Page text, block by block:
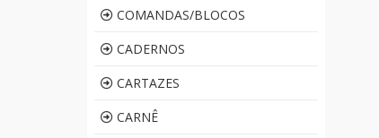
COMANDAS/BLOCOS
CADERNOS
CARTAZES
CARNÊ